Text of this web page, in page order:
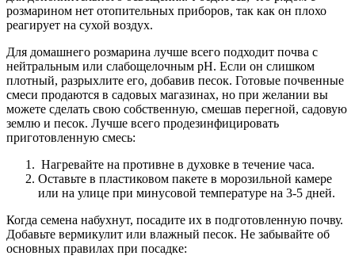
розмарином нет отопительных приборов, так как он плохо
реагирует на сухой воздух.
Для домашнего розмарина лучше всего подходит почва с
нейтральным или слабощелочным pH. Если он слишком
плотный, разрыхлите его, добавив песок. Готовые почвенные
смеси продаются в садовых магазинах, но при желании вы
можете сделать свою собственную, смешав перегной, садовую
землю и песок. Лучше всего продезинфицировать
приготовленную смесь:
Нагревайте на противне в духовке в течение часа.
Оставьте в пластиковом пакете в морозильной камере
или на улице при минусовой температуре на 3-5 дней.
Когда семена набухнут, посадите их в подготовленную почву.
Добавьте вермикулит или влажный песок. Не забывайте об
основных правилах при посадке: